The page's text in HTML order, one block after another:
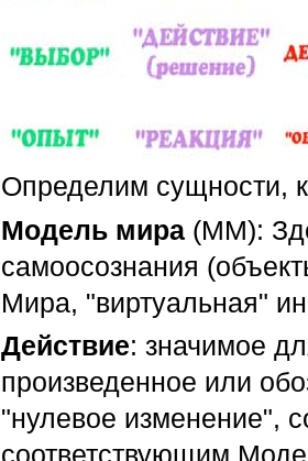
Определим сущности,
Модель мира(ММ):
самоосознания
Мира, "виртуальная"
Действие: значимое
произведенное или
"нулевое изменение",
соответствующим